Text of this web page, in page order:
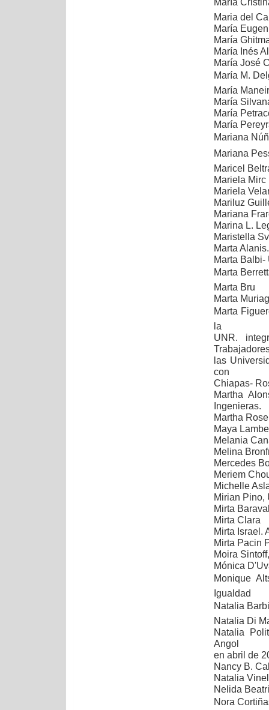
Maria del
María
María
María Inés
María José
María M.
María
María
María
María
Mariana
Mariana
Maricel
Mariela Mirc
Mariela
Mariluz
Mariana
Marina L.
Maristella
Marta
Marta Balbi-
Marta
Marta Bru
Marta
Marta
la
UNR.
las
con
Chiapas-
Martha
Ingenieras.
Martha
Maya
Melania
Melina
Mercedes
Meriem
Michelle
Mirian Pino,
Mirta
Mirta Clara
Mirta Israel.
Mirta Pacin
Moira
Mónica
Monique
Igualdad
Natalia
Natalia Di
Natalia
Angol
en abril de
Nancy B.
Natalia
Nelida
Nora